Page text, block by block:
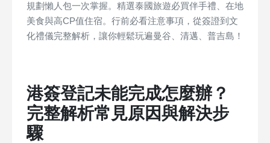
規劃懶人包一次掌握。精選泰國旅遊必買伴手禮、在地
美食與高CP值住宿。行前必看注意事項，從簽證到文
化禮儀完整解析，讓你輕鬆玩遍曼谷、清邁、普吉島！
港簽登記未能完成怎麼辦？
完整解析常見原因與解決步
驟